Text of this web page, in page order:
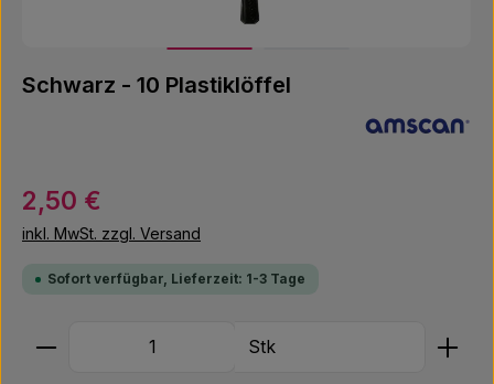
Schwarz - 10 Plastiklöffel
Regulärer Preis:
2,50 €
inkl. MwSt. zzgl. Versand
Sofort verfügbar, Lieferzeit: 1-3 Tage
Produkt Anzahl: Gib den gewünschten Wert ein
Stk